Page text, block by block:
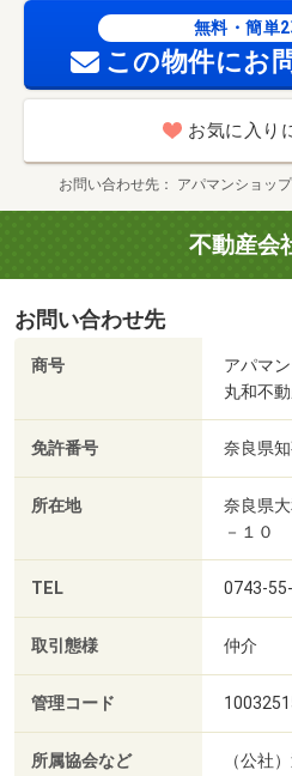
無料・簡単2
この物件にお
お気に入り
お問い合わせ先 アパマンショッ
不動産会
お問い合わせ先
商号
アパマ
丸和不
免許番号 奈良県
所在地
奈良県
－１０
TEL 0743-
取引態様 仲介
管理コード
所属協会など
（公社